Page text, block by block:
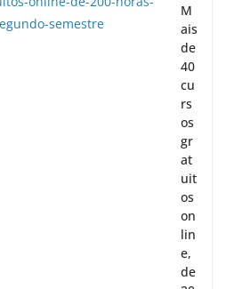
M
ais
de
40
cu
rs
os
gr
at
uit
os
on
lin
e,
de